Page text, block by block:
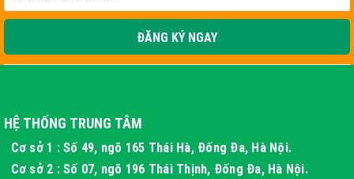
ĐĂNG KÝ NGAY
HỆ THỐNG TRUNG TÂM
Cơ sở 1 : Số 49, ngõ 165 Thái Hà, Đống Đa, Hà Nội.
Cơ sở 2 : Số 07, ngõ 196 Thái Thịnh, Đống Đa, Hà Nội.